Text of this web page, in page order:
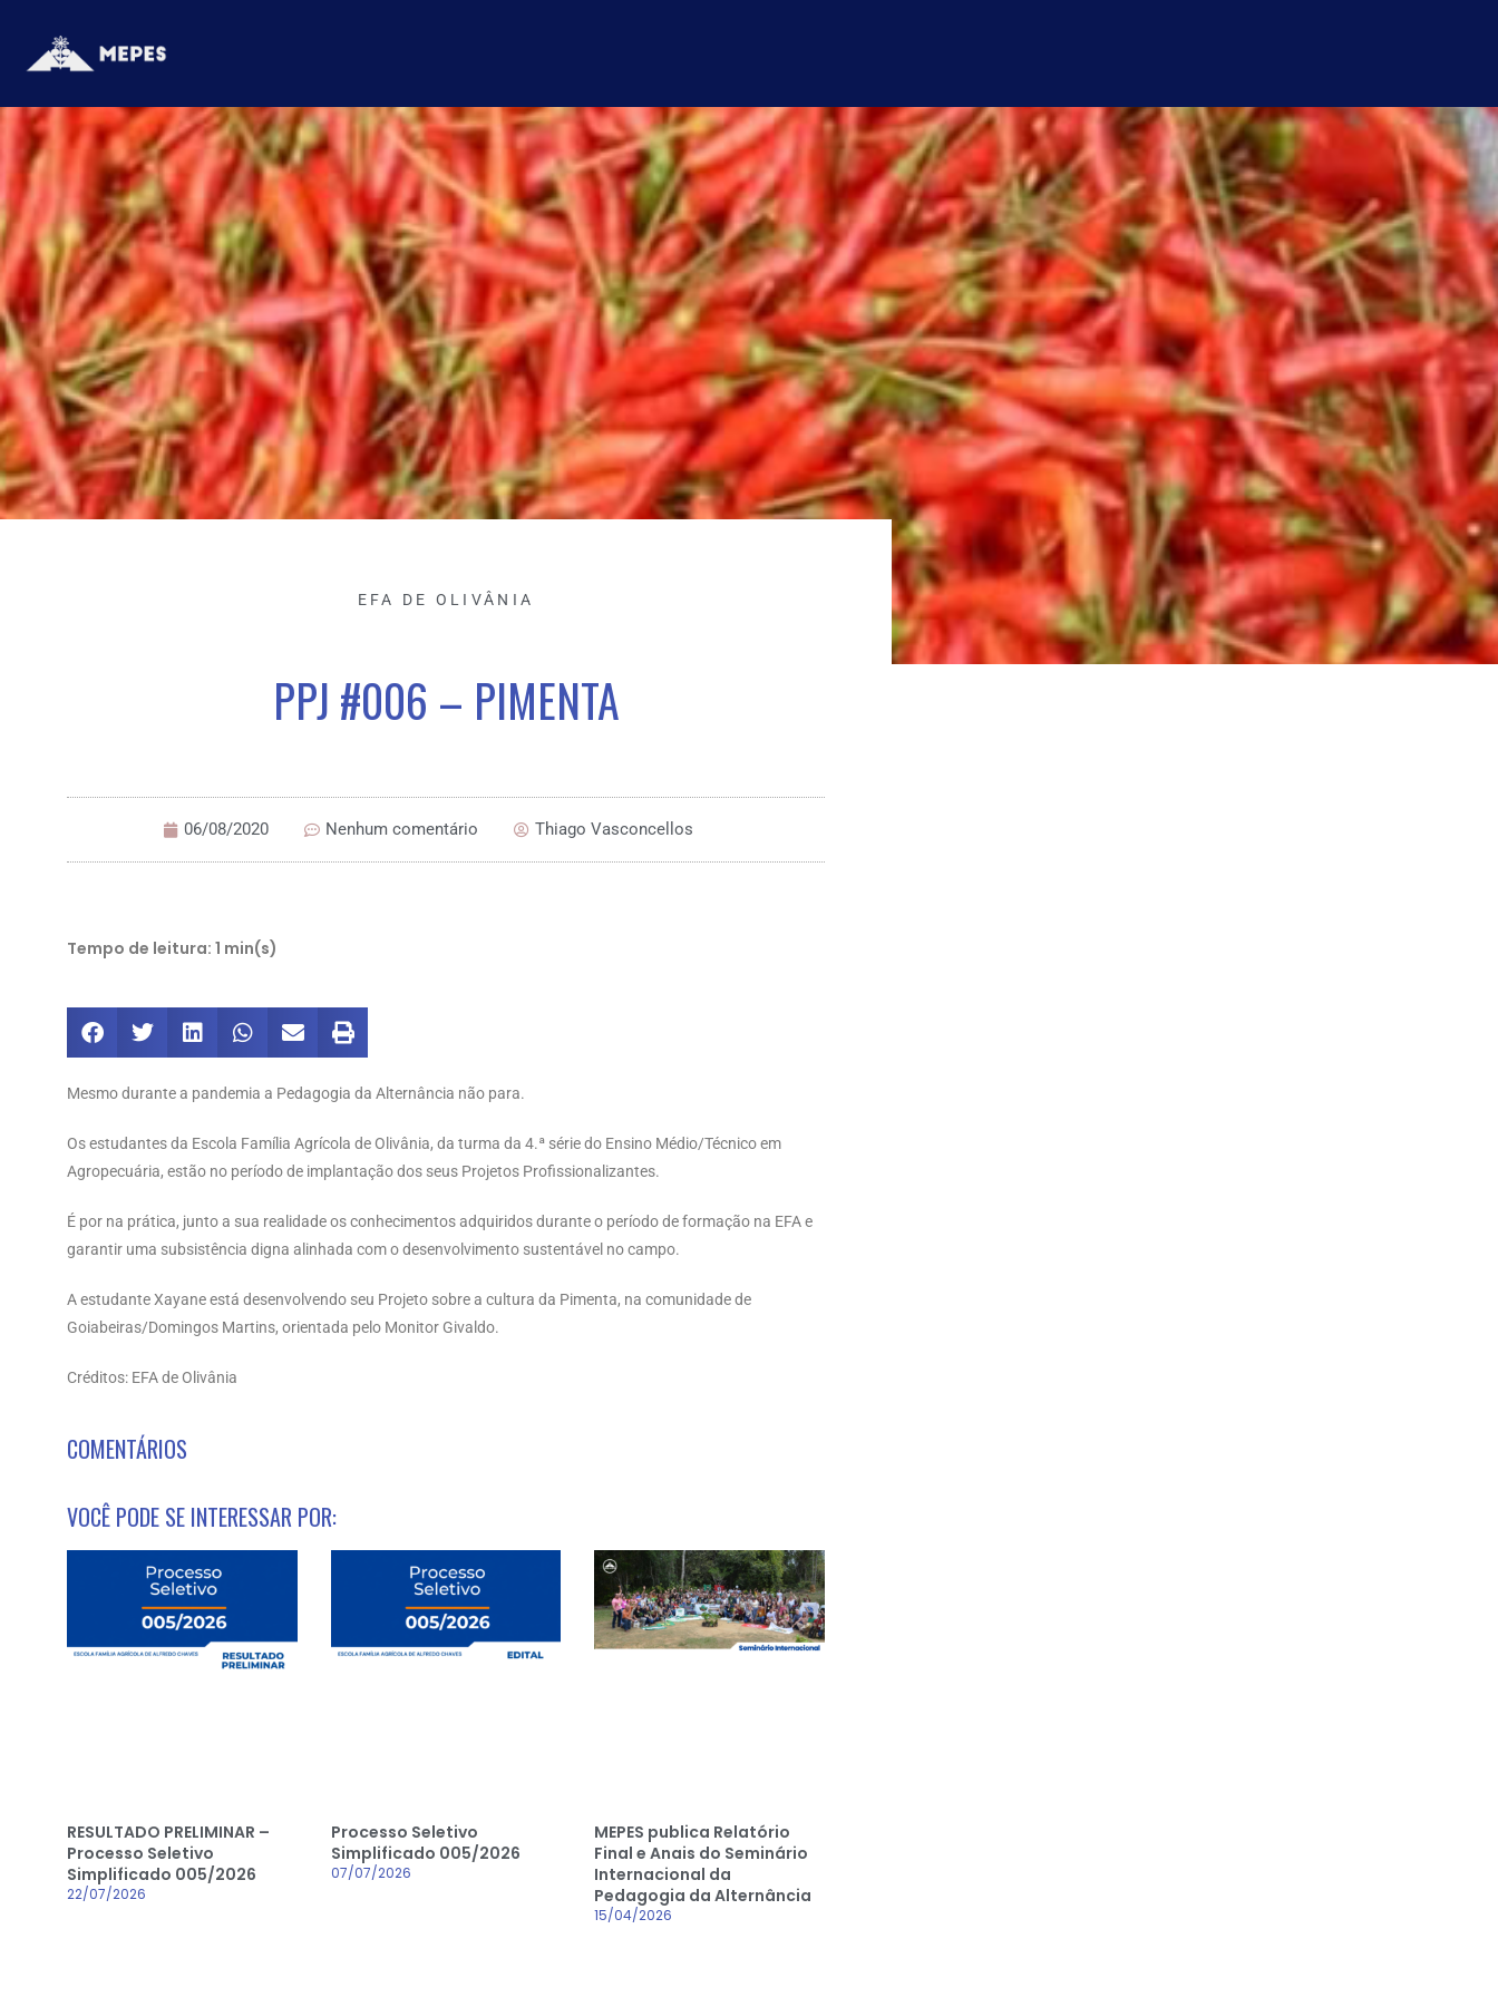
EFA DE OLIVÂNIA
PPJ #006 – PIMENTA
06/08/2020 Nenhum comentário Thiago Vasconcellos
Mesmo durante a pandemia a Pedagogia da Alternância não para.
Os estudantes da Escola Família Agrícola de Olivânia, da turma da 4.ª série do Ensino Médio/Técnico em
Agropecuária, estão no período de implantação dos seus Projetos Profissionalizantes.
É por na prática, junto a sua realidade os conhecimentos adquiridos durante o período de formação na EFA e
garantir uma subsistência digna alinhada com o desenvolvimento sustentável no campo.
A estudante Xayane está desenvolvendo seu Projeto sobre a cultura da Pimenta, na comunidade de
Goiabeiras/Domingos Martins, orientada pelo Monitor Givaldo.
Créditos: EFA de Olivânia
COMENTÁRIOS
VOCÊ PODE SE INTERESSAR POR:
RESULTADO PRELIMINAR –
Processo Seletivo
Simplificado 005/2026
22/07/2026
Processo Seletivo
Simplificado 005/2026
07/07/2026
MEPES publica Relatório
Final e Anais do Seminário
Internacional da
Pedagogia da Alternância
15/04/2026